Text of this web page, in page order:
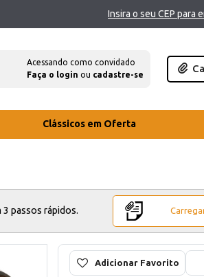
Insira o seu CEP para
Acessando como convidado
Faça o login ou cadastre-se
Clássicos em Oferta
3 passos rápidos.
Adicionar Favorito